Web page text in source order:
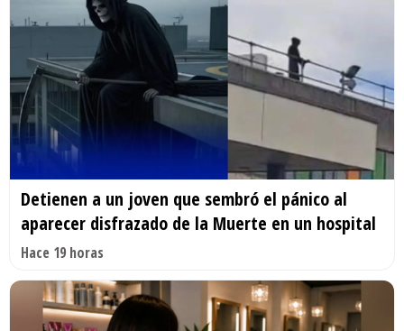
Detienen a un joven que sembró el pánico al
aparecer disfrazado de la Muerte en un hospital
Hace 19 horas